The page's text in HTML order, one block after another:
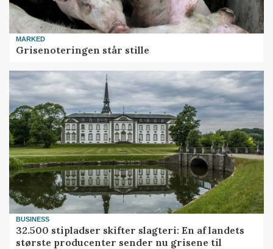
MARKED
Grisenoteringen står stille
BUSINESS
32.500 stipladser skifter slagteri: En af landets
største producenter sender nu grisene til